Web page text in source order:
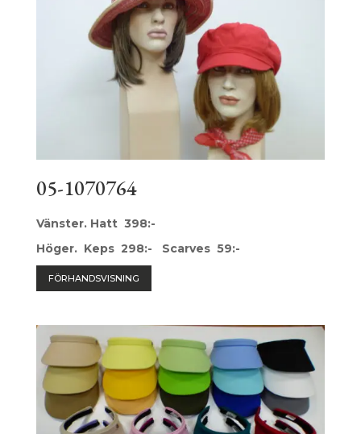
05-1070764
Vänster. Hatt 398:-
Höger. Keps 298:- Scarves 59:-
FÖRHANDSVISNING